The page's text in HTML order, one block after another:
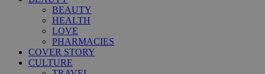
BEAUTY
HEALTH
LOVE
PHARMACIES
COVER STORY
CULTURE